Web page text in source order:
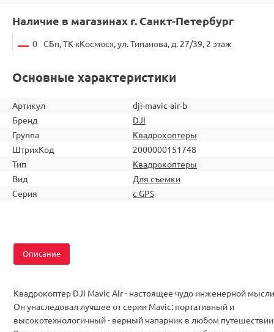
Наличие в магазинах г. Санкт-Петербург
0 СБп, ТК «Космос», ул. Типанова, д. 27/39, 2 этаж
Основные характеристики
Артикул
dji-mavic-air-b
Бренд
DJI
Группа
Квадрокоптеры
ШтрихКод
2000000151748
Тип
Квадрокоптеры
Вид
Для съемки
Серия
с GPS
Описание
Квадрокоптер DJI Mavic Air - настоящее чудо инженерной
Он унаследовал лучшее от серии Mavic: портативный и
высокотехнологичный - верный напарник в любом